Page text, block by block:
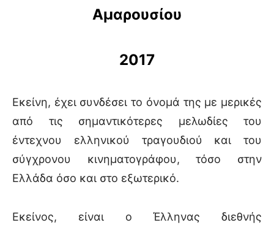
Αμαρουσίου
2017
Εκείνη, έχει συνδέσει το όνομά της με μερικές
από τις σημαντικότερες μελωδίες του
έντεχνου ελληνικού τραγουδιού και του
σύγχρονου κινηματογράφου, τόσο στην
Ελλάδα όσο και στο εξωτερικό.
Εκείνος, είναι ο Έλληνας διεθνής